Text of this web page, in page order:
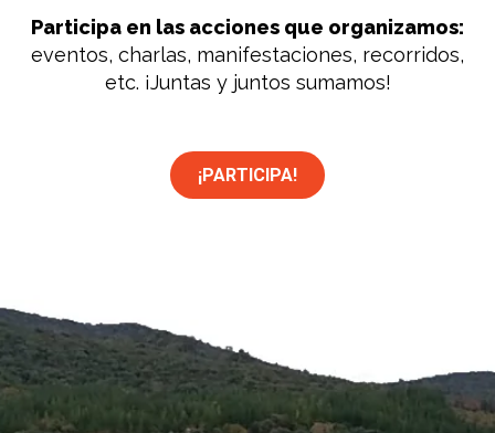
Participa en las acciones que organizamos:
eventos, charlas, manifestaciones, recorridos,
etc. ¡Juntas y juntos sumamos!
¡PARTICIPA!